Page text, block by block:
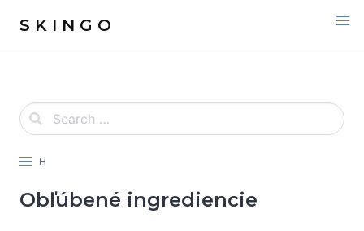
S K I N G O
H
Obľúbené ingrediencie